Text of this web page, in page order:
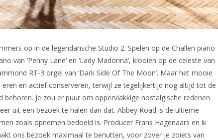
op in de legendarische Studio 2. Spelen op de Challen piano
van ‘Penny Lane’ en ‘Lady Madonna’, klooien op de celeste van
RT-3 orgel van ‘Dark Side Of The Moon’. Maar het mooie
en actief conserveren, terwijl ze tegelijkertijd nog altijd tot de
Je zou er puur om oppervlakkige nostalgische redenen
uit een bezoek te halen dan dat. Abbey Road is de ultieme
zoals opnemen bedoeld is. Producer Frans Hagenaars en ik
ons bezoek maximaal te benutten, voor zover je zoiets van